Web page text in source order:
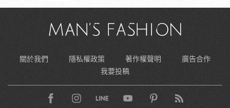
關於我們 隱私權政策 著作權聲明
廣告合作
我要投稿